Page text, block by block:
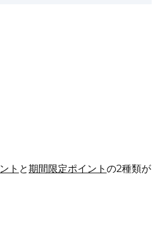
ト と期間限定ポイント の2種類が